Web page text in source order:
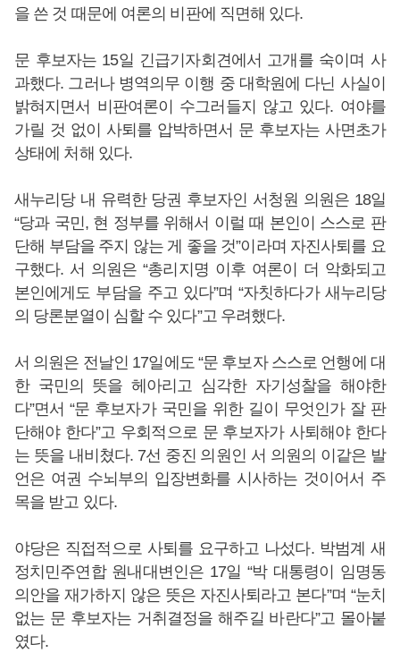
을 쓴 것 때문에 여론의 비판에 직면해 있다.
문 후보자는 15일 긴급기자회견에서 고개를 숙이며 사
과했다. 그러나 병역의무 이행 중 대학원에 다닌 사실이
밝혀지면서 비판여론이 수그러들지 않고 있다. 여야를
가릴 것 없이 사퇴를 압박하면서 문 후보자는 사면초가
상태에 처해 있다.
새누리당 내 유력한 당권 후보자인 서청원 의원은 18일
“당과 국민, 현 정부를 위해서 이럴 때 본인이 스스로 판
단해 부담을 주지 않는 게 좋을 것”이라며 자진사퇴를 요
구했다. 서 의원은 “총리지명 이후 여론이 더 악화되고
본인에게도 부담을 주고 있다”며 “자칫하다가 새누리당
의 당론분열이 심할 수 있다”고 우려했다.
서 의원은 전날인 17일에도 “문 후보자 스스로 언행에 대
한 국민의 뜻을 헤아리고 심각한 자기성찰을 해야한
다”면서 “문 후보자가 국민을 위한 길이 무엇인가 잘 판
단해야 한다”고 우회적으로 문 후보자가 사퇴해야 한다
는 뜻을 내비쳤다. 7선 중진 의원인 서 의원의 이같은 발
언은 여권 수뇌부의 입장변화를 시사하는 것이어서 주
목을 받고 있다.
야당은 직접적으로 사퇴를 요구하고 나섰다. 박범계 새
정치민주연합 원내대변인은 17일 “박 대통령이 임명동
의안을 재가하지 않은 뜻은 자진사퇴라고 본다”며 “눈치
없는 문 후보자는 거취결정을 해주길 바란다”고 몰아붙
였다.